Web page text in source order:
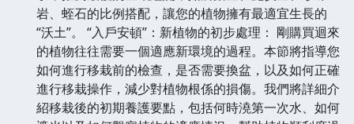
岩、蛭石的比例搭配，讓您的植物擁有最適宜生長的
“沃土”。 “入戶安頓”：新植物的初步處理： 剛購買迴來
的植物往往需要一個適應新環境的過程。本節將指導您
如何進行移栽前的檢查，是否需要換盆，以及如何正確
進行移栽操作，減少對植物根係的損傷。我們將詳細介
紹移栽後的初期養護要點，包括何時澆第一次水、如何